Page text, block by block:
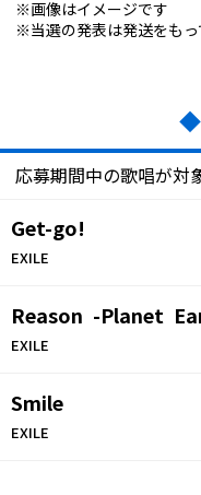
※画像はイメージです
※当選の発表は発送をも
◆
応募期間中の歌唱が対
Get-go!
EXILE
Reason -Planet
EXILE
Smile
EXILE